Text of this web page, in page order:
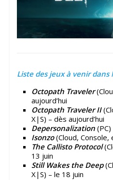
Liste des jeux à venir dans
Octopath Traveler
aujourd’hui
Octopath Traveler II
X|S) – dès aujourd’hui
Depersonalization(PC)
Isonzo(Cloud, Console,
The Callisto Protocol
13 juin
Still Wakes the Deep
X|S) – le 18 juin